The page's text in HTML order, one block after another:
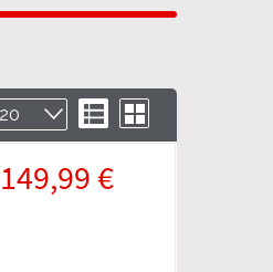
ListeGrille
149,99 €